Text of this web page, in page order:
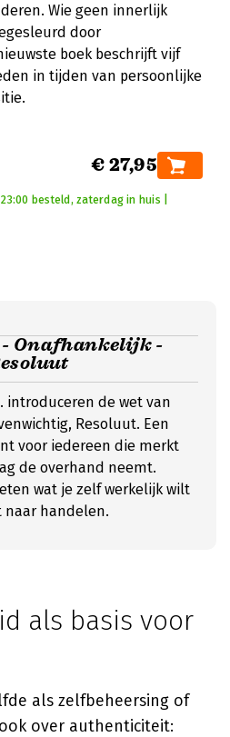
Wie geen innerlijk
door
boek beschrijft vijf
in tijden van persoonlijke
€ 27,95
besteld, zaterdag in huis |
- Onafhankelijk -
introduceren de wet van
Resoluut. Een
voor iedereen die merkt
de overhand neemt.
wat je zelf werkelijk wilt
naar handelen.
als basis voor
als zelfbeheersing of
over authenticiteit: